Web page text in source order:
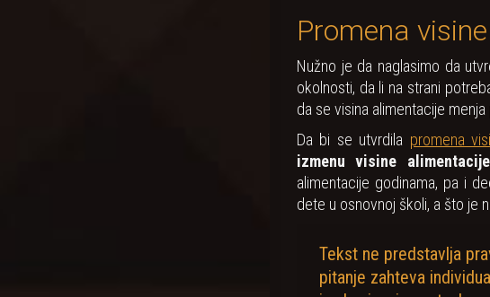
Promena
Nužno je da naglasimo da
okolnosti, da li na strani
da se visina alimentacije
Da bi se utvrdila promena
izmenu visine alimentacije
alimentacije godinama, pa i
dete u osnovnoj školi, a što je
Tekst ne predstavlja
pitanje zahteva